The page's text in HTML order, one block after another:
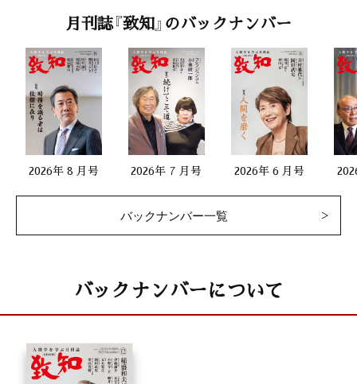
月刊誌『致知』のバックナンバー
2026年 8 月号 2026年 7 月号 2026年 6 月号
バックナンバー一覧
バックナンバーについて